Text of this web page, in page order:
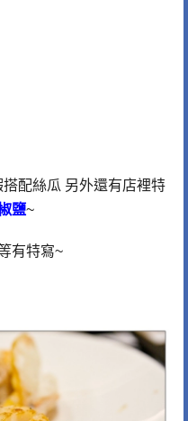
配絲瓜 另外還有店裡特
鹽~
有特寫~